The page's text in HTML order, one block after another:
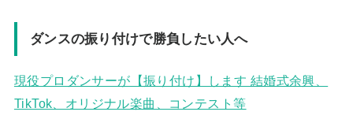
ダンスの振り付けで勝負したい人へ
現役プロダンサーが【振り付け】します 結婚式余興、
TikTok、オリジナル楽曲、コンテスト等